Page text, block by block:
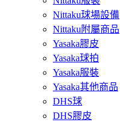
Nittaku球場設備
Nittaku附屬商品
Yasaka膠皮
Yasaka球拍
Yasaka服裝
Yasaka其他商品
DHS球
DHS膠皮